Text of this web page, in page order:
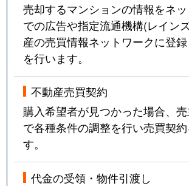
売却するマンションの情報をネ
での広告や指定流通機構(レイン
産の売買情報ネットワークに登
を行います。
不動産売買契約
購入希望者が見つかった場合、
で各種条件の調整を行い売買契
す。
代金の受領・物件引渡し